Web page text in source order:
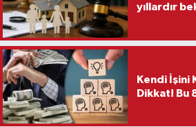
yıllardır
Kendi İşini
Dikkat! Bu